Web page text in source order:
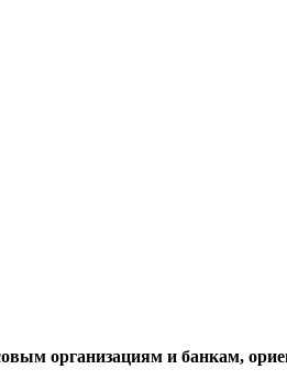
организациям и банкам,